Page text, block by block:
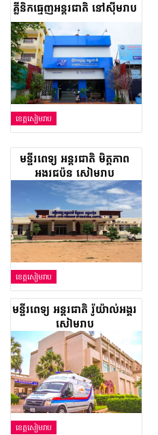
គ្លីនិកធ្មេញអន្តរជាតិ នៅស៊ីមរាប
ខេត្តសៀមរាប
មន្ទីរពេទ្យ អន្តរជាតិ មិត្តភាព
អង្គរជប៉ុន សៀមរាប
ខេត្តសៀមរាប
មន្ទីរពេទ្យ អន្តរជាតិ រ៉ូយ៉ាល់អង្គរ
សៀមរាប
ខេត្តសៀមរាប